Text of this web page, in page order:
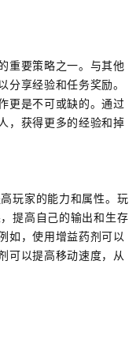
重要策略之一。与其他
享经验和任务奖励。
更是不可或缺的。通过
，获得更多的经验和掉
玩家的能力和属性。玩
提高自己的输出和生存
如，使用增益药剂可以
可以提高移动速度，从